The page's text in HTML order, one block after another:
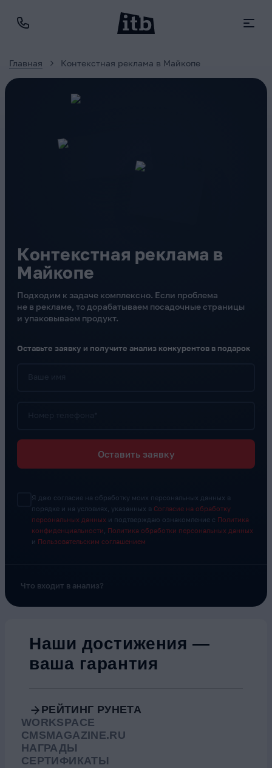
Главная Контекстная реклама в Майкопе
Контекстная реклама в
Майкопе
Подходим к задаче комплексно. Если проблема
не в рекламе, то дорабатываем посадочные страницы
и упаковываем продукт.
Оставьте заявку и получите анализ конкурентов в подарок
Оставить заявку
Я даю согласие на обработку моих персональных данных в
порядке и на условиях, указанных в Согласие на обработку
персональных данных и подтверждаю ознакомление с Политика
конфиденциальности
Политика обработки персональных данных
и Пользовательским соглашением
Что входит в анализ?
Наши достижения —
ваша гарантия
РЕЙТИНГ РУНЕТА
WORKSPACE
CMSMAGAZINE.RU
НАГРАДЫ
СЕРТИФИКАТЫ